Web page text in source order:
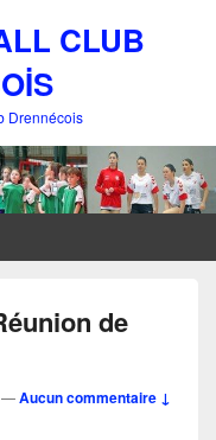
CLUB
Drennécois
de
—Aucun commentaire ↓